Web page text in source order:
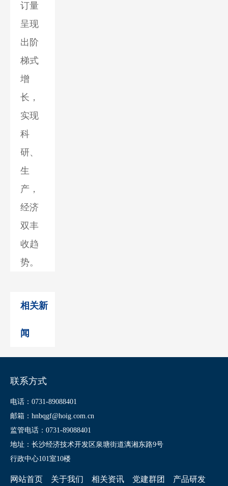
订量
呈现
出阶
梯式
增
长，
实现
科
研、
生
产，
经济
双丰
收趋
势。
相关新
闻
联系方式
电话：0731-89088401
邮箱：hnbqgf@hoig.com.cn
监管电话：0731-89088401
地址：长沙经济技术开发区泉塘街道漓湘东路9号
行政中心101室10楼
网站首页 关于我们 相关资讯 党建群团 产品研发